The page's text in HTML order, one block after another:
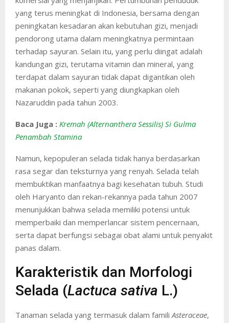
yang terus meningkat di Indonesia, bersama dengan
peningkatan kesadaran akan kebutuhan gizi, menjadi
pendorong utama dalam meningkatnya permintaan
terhadap sayuran. Selain itu, yang perlu diingat adalah
kandungan gizi, terutama vitamin dan mineral, yang
terdapat dalam sayuran tidak dapat digantikan oleh
makanan pokok, seperti yang diungkapkan oleh
Nazaruddin pada tahun 2003.
Baca Juga : Kremah (Alternanthera Sessilis) Si Gulma
Penambah Stamina
Namun, kepopuleran selada tidak hanya berdasarkan
rasa segar dan teksturnya yang renyah. Selada telah
membuktikan manfaatnya bagi kesehatan tubuh. Studi
oleh Haryanto dan rekan-rekannya pada tahun 2007
menunjukkan bahwa selada memiliki potensi untuk
memperbaiki dan memperlancar sistem pencernaan,
serta dapat berfungsi sebagai obat alami untuk penyakit
panas dalam.
Karakteristik dan Morfologi
Selada (Lactuca sativa L.)
Tanaman selada yang termasuk dalam famili Asteraceae,